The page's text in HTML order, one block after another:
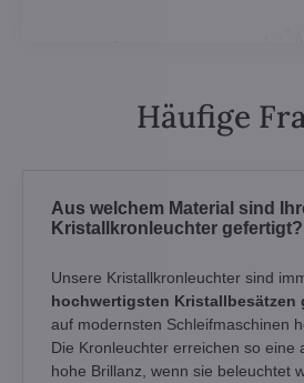
Häufige
Aus welchem Material sind
Kristallkronleuchter gefertigt?
Unsere Kristallkronleuchter sind
hochwertigsten Kristallbesätzen
auf modernsten Schleifmaschinen
Die Kronleuchter erreichen so eine
hohe Brillanz, wenn sie beleuchtet